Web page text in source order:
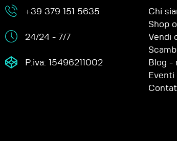
+39 379 151 5635
24/24 - 7/7
P.iva: 15496211002
Chi
Shop
Vendi
Blog -
Eventi